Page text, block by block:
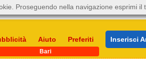
Aiuto Preferiti Inserisci
Bari
Proseguendo nella navigazione esprimi il